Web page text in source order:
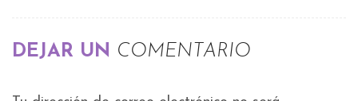
DEJAR UN COMENTARIO